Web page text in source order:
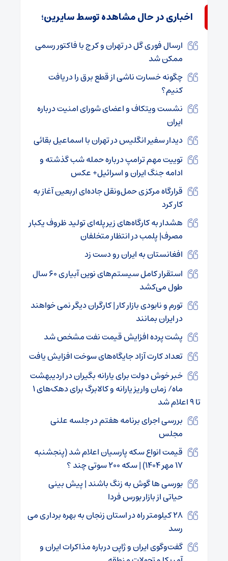
اخباری در حال مشاهده توسط سایرین؛
ارسال فوری گل در تهران و کرج با فاکتور رسمی
ممکن شد
چگونه خسارت ناشی از قطع برق را دریافت
کنیم؟
نشست ویتکاف و اعضای شورای امنیت درباره
ایران
دیدار سفیر انگلیس در تهران با اسماعیل بقائی
توییت مهم ترامپ درباره حمله شب گذشته و
ادامه جنگ ایران و اسرائیل+ عکس
قرارگاه مرکزی حمل‌ونقل جاده‌ای اربعین آغاز به
کار کرد
هشدار به کارگاه‌های زیرپله‌ای تولید ظروف یکبار
مصرف| پلمب در انتظار متخلفان
افغانستان به ایران رو دست زد
استقرار کامل سیستم‌های نوین آبیاری ۶۰ سال
طول می‌کشد
تورم و نابودی بازار کار | کارگران دیگر نمی‌ خواهند
در ایران بمانند
پشت پرده افزایش قیمت نفت مشخص شد
تعداد کارت آزاد جایگاه‌های سوخت افزایش یافت
خبر خوش دولت برای یارانه بگیران در اردیبهشت
ماه/ زمان واریز یارانه و کالابرگ برای دهک‌های ۱
تا ۹ اعلام شد
بررسی اجرای برنامه هفتم در جلسه علنی
مجلس
قیمت انواع سکه پارسیان اعلام شد (پنجشنبه
۱۷ مهر ۱۴۰۴) | سکه ۲۰۰ سوتی چند ؟
بورسی ها گوش به زنگ باشند | پیش بینی
حیاتی از بازار بورس فردا
۲۸ کیلومتر راه در استان زنجان به بهره برداری می
رسد
گفت‌وگوی ایران و ژاپن درباره مذاکرات ایران و